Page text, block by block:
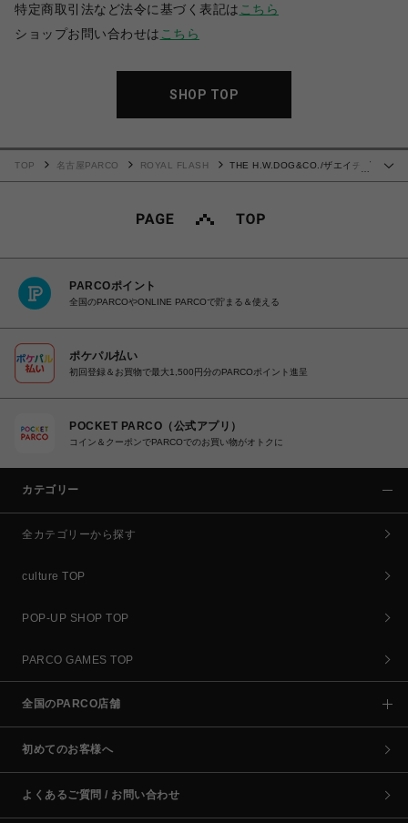
特定商取引法など法令に基づく表記は こちら
ショップお問い合わせは こちら
SHOP TOP
…
TOP 名古屋PARCO ROYAL FLASH
THE H.W.DOG&CO./ザエイチダ
PARCOポイント
全国のPARCOやONLINE PARCOで貯まる＆使える
ポケパル払い
初回登録＆お買物で最大1,500円分のPARCOポイント進呈
POCKET PARCO（公式アプリ）
コイン＆クーポンでPARCOでのお買い物がオトクに
カテゴリー
全カテゴリーから探す
culture TOP
POP-UP SHOP TOP
PARCO GAMES TOP
全国のPARCO店舗
初めてのお客様へ
よくあるご質問 / お問い合わせ